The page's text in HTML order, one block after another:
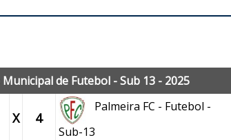
de Futebol - Sub 13 - 2025
X 4
Palmeira FC - Futebol -
Sub-13